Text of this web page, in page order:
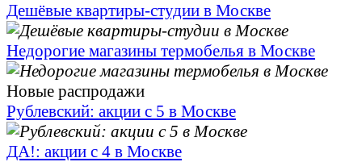
Дешёвые квартиры-студии в Москве
Недорогие магазины термобелья в Москве
Новые распродажи
Рублевский: акции с 5 в Москве
ДА!: акции с 4 в Москве